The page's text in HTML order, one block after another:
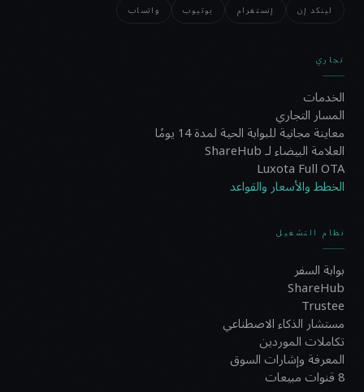
لينكد إن إنستغرام يوتيوب واتساب
تجاري
الخدمات
المسار التجاري
معاينة مجانية للبوابة الحية لمدة 14 يومًا
العلامة البيضاء لـ ShareHub
Luxota Full OTA
الخطط والأسعار والقواعد
نظام التشغيل
بوابة السفر
ShareHub
Trustee
مستشار الذكاء الاصطناعي
تكاملات الموردين
المعرفة وإشارات السوق
8 قنوات مبيعات